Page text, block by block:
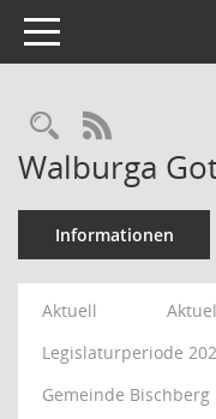
Toggle navigation
RSS-Feed
Walburga
Informationen
Aktuell
Legislaturperiode
Gemeinde Bischberg